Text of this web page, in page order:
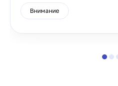
Внимание